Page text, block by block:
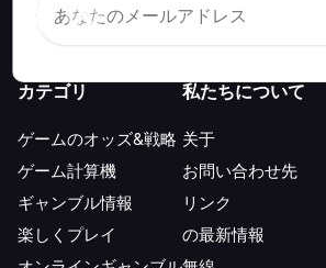
カテゴリ
ゲームのオッズ&戦略
ゲーム計算機
ギャンブル情報
楽しくプレイ
私たちについて
关于
お問い合わせ先
リンク
の最新情報